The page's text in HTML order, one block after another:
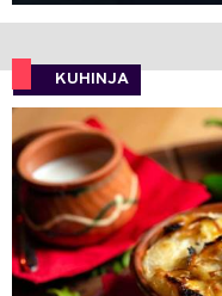
KUHINJA